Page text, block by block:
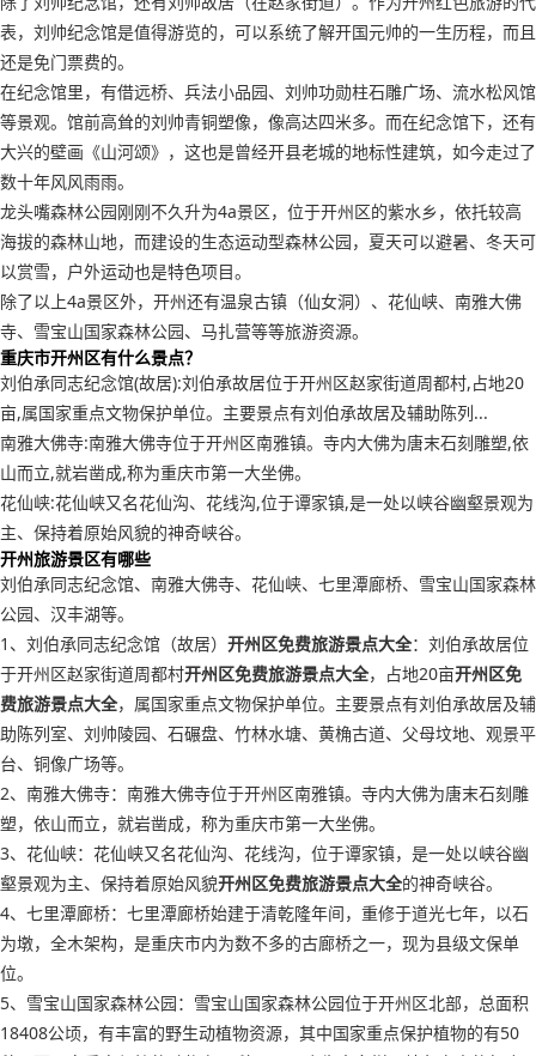
表，刘帅纪念馆是值得游览的，可以系统了解开国元帅的一生历程，而且
还是免门票费的。
在纪念馆里，有借远桥、兵法小品园、刘帅功勋柱石雕广场、流水松风馆
等景观。馆前高耸的刘帅青铜塑像，像高达四米多。而在纪念馆下，还有
大兴的壁画《山河颂》，这也是曾经开县老城的地标性建筑，如今走过了
数十年风风雨雨。
龙头嘴森林公园刚刚不久升为4a景区，位于开州区的紫水乡，依托较高
海拔的森林山地，而建设的生态运动型森林公园，夏天可以避暑、冬天可
以赏雪，户外运动也是特色项目。
除了以上4a景区外，开州还有温泉古镇（仙女洞）、花仙峡、南雅大佛
寺、雪宝山国家森林公园、马扎营等等旅游资源。
重庆市开州区有什么景点？
刘伯承同志纪念馆(故居):刘伯承故居位于开州区赵家街道周都村,占地20
亩,属国家重点文物保护单位。主要景点有刘伯承故居及辅助陈列...
南雅大佛寺:南雅大佛寺位于开州区南雅镇。寺内大佛为唐末石刻雕塑,依
山而立,就岩凿成,称为重庆市第一大坐佛。
花仙峡:花仙峡又名花仙沟、花线沟,位于谭家镇,是一处以峡谷幽壑景观为
主、保持着原始风貌的神奇峡谷。
开州旅游景区有哪些
刘伯承同志纪念馆、南雅大佛寺、花仙峡、七里潭廊桥、雪宝山国家森林
公园、汉丰湖等。
1、刘伯承同志纪念馆（故居） 开州区免费旅游景点大全：刘伯承故居位
于开州区赵家街道周都村开州区免费旅游景点大全，占地20亩开州区免
费旅游景点大全，属国家重点文物保护单位。主要景点有刘伯承故居及辅
助陈列室、刘帅陵园、石碾盘、竹林水塘、黄桷古道、父母坟地、观景平
台、铜像广场等。
2、南雅大佛寺：南雅大佛寺位于开州区南雅镇。寺内大佛为唐末石刻雕
塑，依山而立，就岩凿成，称为重庆市第一大坐佛。
3、花仙峡：花仙峡又名花仙沟、花线沟，位于谭家镇，是一处以峡谷幽
壑景观为主、保持着原始风貌开州区免费旅游景点大全的神奇峡谷。
4、七里潭廊桥：七里潭廊桥始建于清乾隆年间，重修于道光七年，以石
为墩，全木架构，是重庆市内为数不多的古廊桥之一，现为县级文保单
位。
5、雪宝山国家森林公园：雪宝山国家森林公园位于开州区北部，总面积
18408公顷，有丰富的野生动植物资源，其中国家重点保护植物的有50